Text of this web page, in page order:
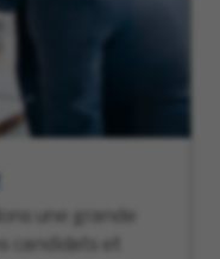
une grande
candidats et